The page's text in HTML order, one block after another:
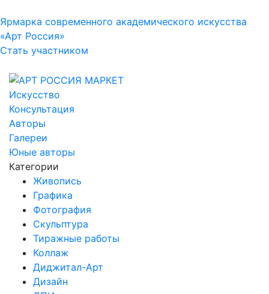
Ярмарка современного академического искусства
«Арт Россия»
Стать участником
Искусство
Консультация
Авторы
Галереи
Юные авторы
Категории
Живопись
Графика
Фотография
Скульптура
Тиражные работы
Коллаж
Диджитал-Арт
Дизайн